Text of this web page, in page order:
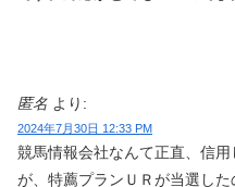
匿名 より:
2024年7月30日 12:33 PM
競馬情報会社なんて正直、信
が、特薦プランＵＲが当選した